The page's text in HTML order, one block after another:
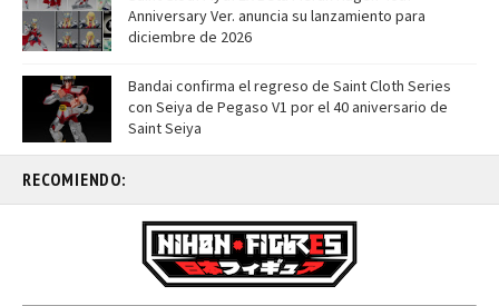
Anniversary Ver. anuncia su lanzamiento para
diciembre de 2026
Bandai confirma el regreso de Saint Cloth Series
con Seiya de Pegaso V1 por el 40 aniversario de
Saint Seiya
RECOMIENDO: